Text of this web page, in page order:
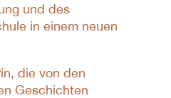
und des
in einem neuen
die von den
Geschichten